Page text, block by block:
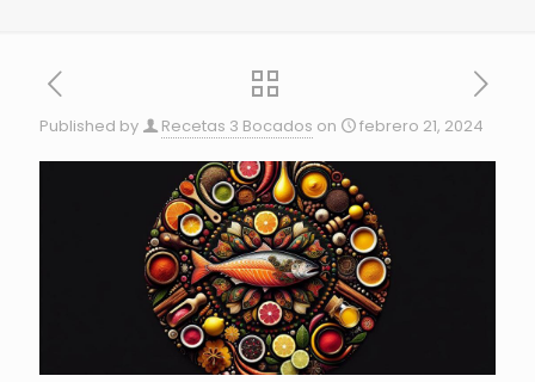
Published by Recetas 3 Bocados on febrero 21, 2024